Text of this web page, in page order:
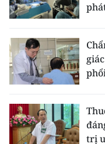
Media Y tế
Media Khoa học -
Media Môi trường
Infographic
trị